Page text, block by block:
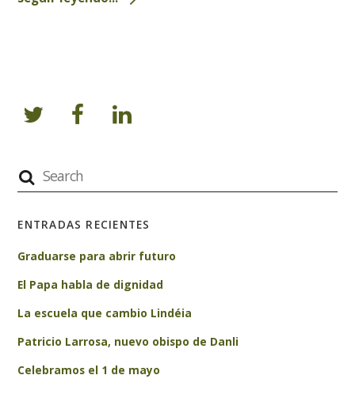
ENTRADAS RECIENTES
Graduarse para abrir futuro
El Papa habla de dignidad
La escuela que cambio Lindéia
Patricio Larrosa, nuevo obispo de Danli
Celebramos el 1 de mayo